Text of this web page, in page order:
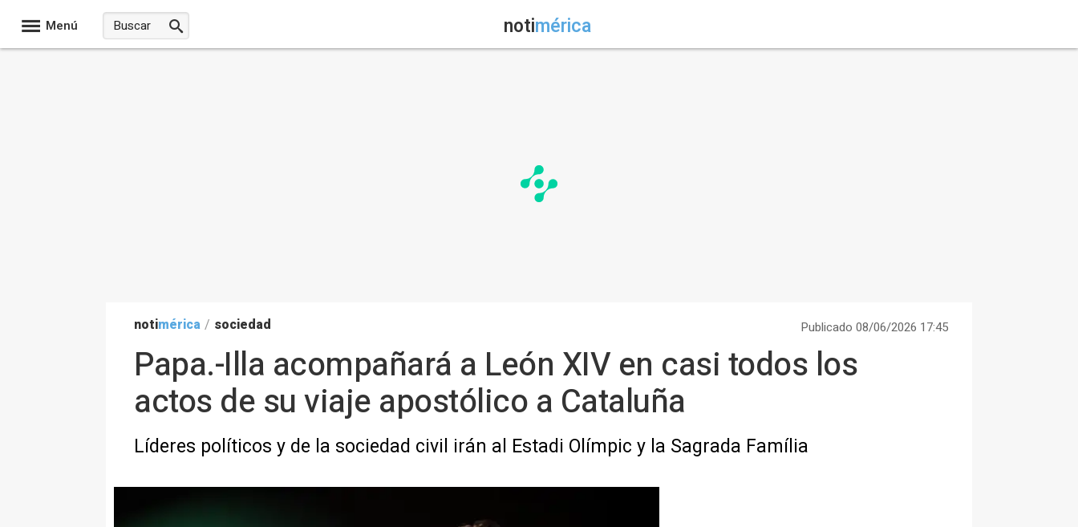
Menú notimérica
notimérica / sociedad Publicado 08/06/2026 17:45
Papa.-Illa acompañará a León XIV en casi todos los
actos de su viaje apostólico a Cataluña
Líderes políticos y de la sociedad civil irán al Estadi Olímpic y la Sagrada Família